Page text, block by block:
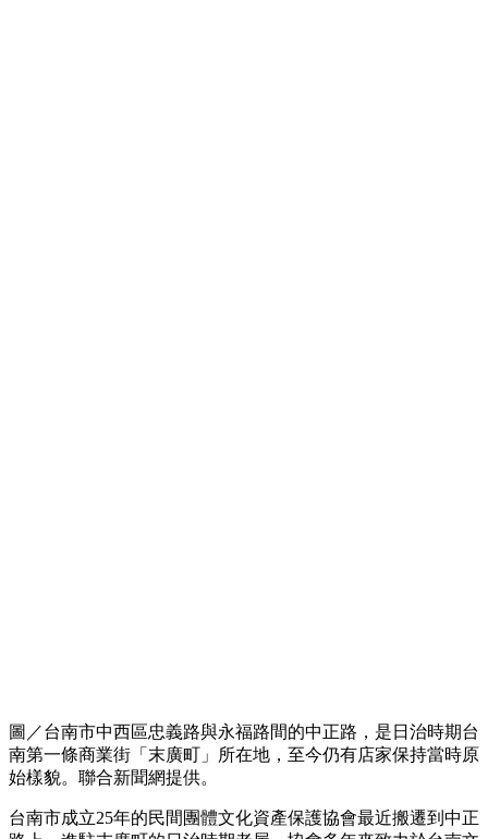
圖／台南市中西區忠義路與永福路間的中正路，是日治時期台
南第一條商業街「末廣町」所在地，至今仍有店家保持當時原
始樣貌。聯合新聞網提供。
台南市成立25年的民間團體文化資產保護協會最近搬遷到中正